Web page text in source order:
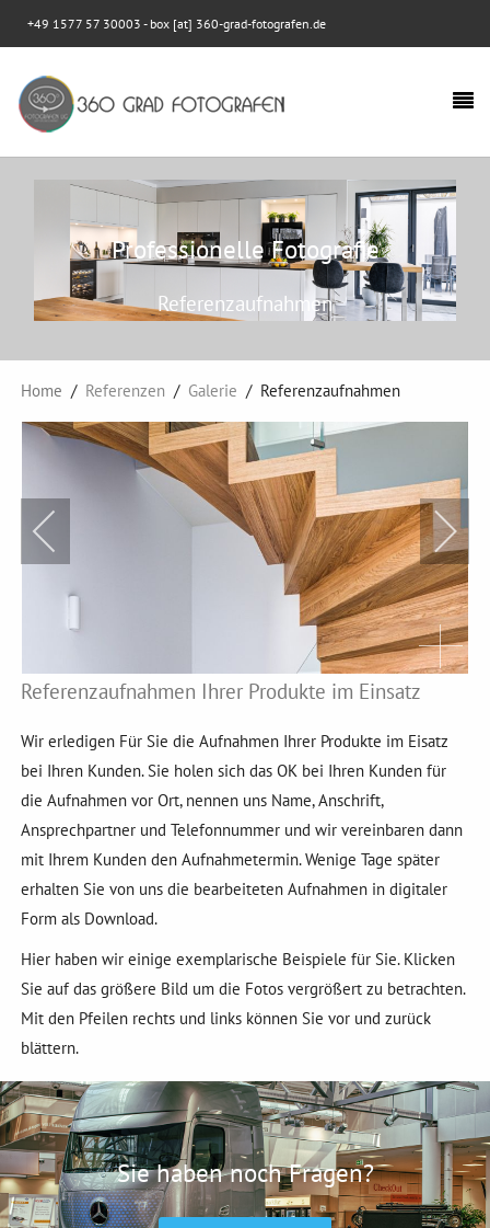
+49 1577 57 30003 - box [at] 360-grad-fotografen.de
Professionelle Fotografie
Referenzaufnahmen
Home Referenzen Galerie Referenzaufnahmen
Referenzaufnahmen Ihrer Produkte im Einsatz
Wir erledigen Für Sie die Aufnahmen Ihrer Produkte im Eisatz
bei Ihren Kunden. Sie holen sich das OK bei Ihren Kunden für
die Aufnahmen vor Ort, nennen uns Name, Anschrift,
Ansprechpartner und Telefonnummer und wir vereinbaren dann
mit Ihrem Kunden den Aufnahmetermin. Wenige Tage später
erhalten Sie von uns die bearbeiteten Aufnahmen in digitaler
Form als Download.
Hier haben wir einige exemplarische Beispiele für Sie. Klicken
Sie auf das größere Bild um die Fotos vergrößert zu betrachten.
Mit den Pfeilen rechts und links können Sie vor und zurück
blättern.
Sie haben noch Fragen?